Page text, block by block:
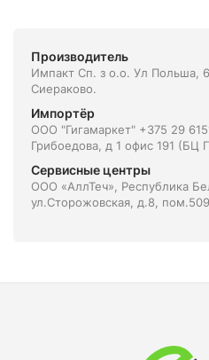
Производитель
Импакт Сп. з о.о. Ул Польша,
Сиераково.
Импортёр
ООО "Гигамаркет" +375 29
Грибоедова, д 1 офис 191 (БЦ
Сервисные центры
ООО «АллТеч», Республика
ул.Сторожовская, д.8,